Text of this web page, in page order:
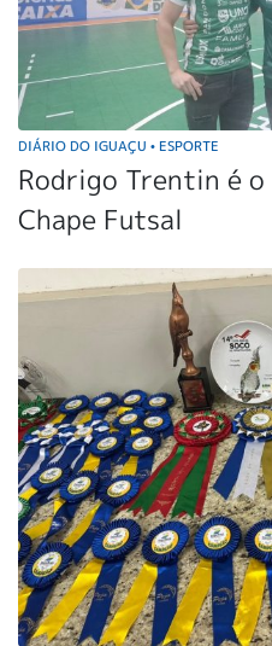
DIÁRIO DO IGUAÇU • ESPORTE
Rodrigo Trentin é
Chape Futsal